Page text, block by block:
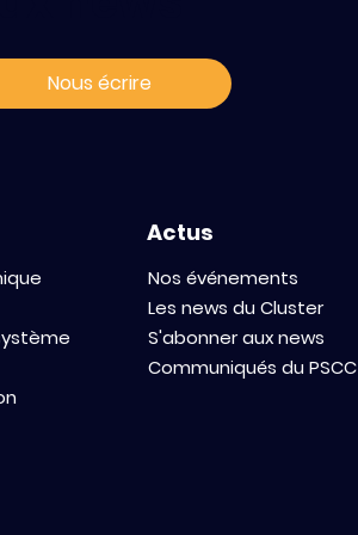
Nous écrire
Actus
Nos événements
Les news du Cluster
S'abonner aux news
Communiqués du PSCC